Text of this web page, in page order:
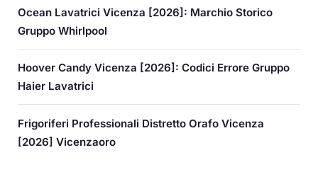
Ocean Lavatrici Vicenza [2026]: Marchio Storico
Gruppo Whirlpool
Hoover Candy Vicenza [2026]: Codici Errore Gruppo
Haier Lavatrici
Frigoriferi Professionali Distretto Orafo Vicenza
[2026] Vicenzaoro